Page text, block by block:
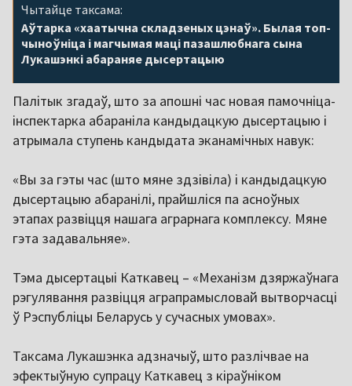
Чытайце таксама:
Аўтарка «хаатычна складзеных цэнаў». Былая топ-
чыноўніца і магчымая маці пазашлюбнага сына
Лукашэнкі абараняе дысертацыю
Палітык згадаў, што за апошні час новая памочніца-
інспектарка абараніла кандыдацкую дысертацыю і
атрымала ступень кандыдата эканамічных навук:
«Вы за гэты час (што мяне здзівіла) і кандыдацкую
дысертацыю абаранілі, прайшліся па асноўных
этапах развіцця нашага аграрнага комплексу. Мяне
гэта задавальняе».
Тэма дысертацыі Каткавец – «Механізм дзяржаўнага
рэгулявання развіцця аграпрамысловай вытворчасці
ў Рэспубліцы Беларусь у сучасных умовах».
Таксама Лукашэнка адзначыў, што разлічвае на
эфектыўную супрацу Каткавец з кіраўніком